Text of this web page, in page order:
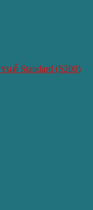
Standard (S200)